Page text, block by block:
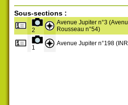
Sous-sections :
2
Avenue Jupiter n°3
Rousseau n°54)
1
Avenue Jupiter n°198